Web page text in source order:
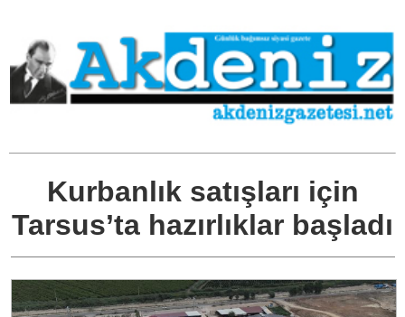
Kurbanlık satışları için
Tarsus’ta hazırlıklar başladı